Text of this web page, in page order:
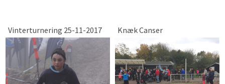
Vinterturnering 25-11-2017 Knæk Canser